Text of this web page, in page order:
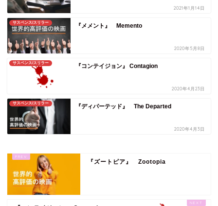
2021年1月14日
サスペンス/スリラー 『メメント』 Memento
2020年5月8日
サスペンス/スリラー 『コンテイジョン』 Contagion
2020年4月23日
サスペンス/スリラー 『ディパーテッド』 The Departed
2020年4月3日
『ズートピア』 Zootopia